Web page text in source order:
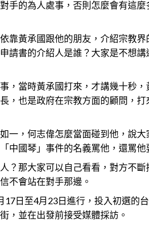
手的為人處事，否則怎麼會有這
靠黃承國跟他的朋友，介紹宗教界
請書的介紹人是誰？大家是不想
，當時黃承國打來，才講幾十秒
，也是政府在宗教方面的顧問，
一，何志偉怎麼當面碰到他，說
中國琴」事件的名義罵他，還罵他
？那大家可以自己看看，對方不
不會站在對手那邊。
17日至4月23日進行，投入初選的
，並在出發前接受媒體採訪。